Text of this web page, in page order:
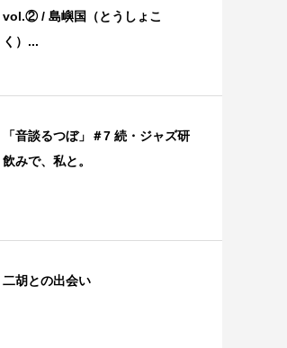
vol.② / 島嶼国（とうしょこ
く）...
「音談るつぼ」＃7 続・ジャズ研
飲みで、私と。
二胡との出会い